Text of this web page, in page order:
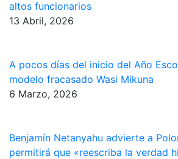
altos funcionarios
13 Abril, 2026
A pocos días del inicio del Año
modelo fracasado Wasi Mikuna
6 Marzo, 2026
Benjamín Netanyahu advierte a
permitirá que «reescriba la verdad